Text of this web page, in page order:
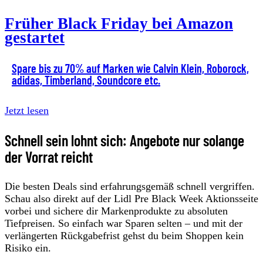
Früher Black Friday bei Amazon
gestartet
Spare bis zu 70% auf Marken wie Calvin Klein, Roborock,
adidas, Timberland, Soundcore etc.
Jetzt lesen
Schnell sein lohnt sich: Angebote nur solange
der Vorrat reicht
Die besten Deals sind erfahrungsgemäß schnell vergriffen.
Schau also direkt auf der Lidl Pre Black Week Aktionsseite
vorbei und sichere dir Markenprodukte zu absoluten
Tiefpreisen. So einfach war Sparen selten – und mit der
verlängerten Rückgabefrist gehst du beim Shoppen kein
Risiko ein.